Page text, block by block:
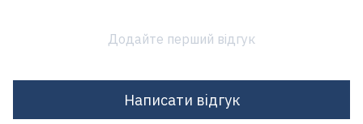
Додайте перший відгук
Написати відгук